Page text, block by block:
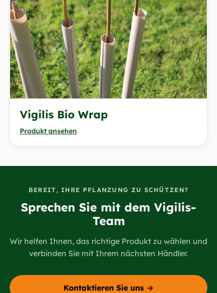
Vigilis Bio Wrap
Produkt ansehen
BEREIT, IHRE PFLANZUNG ZU SCHÜTZEN?
Sprechen Sie mit dem Vigilis-
Team
Wir helfen Ihnen, das richtige Produkt zu wählen und
verbinden Sie mit Ihrem nächsten Händler.
Kontaktieren Sie uns →